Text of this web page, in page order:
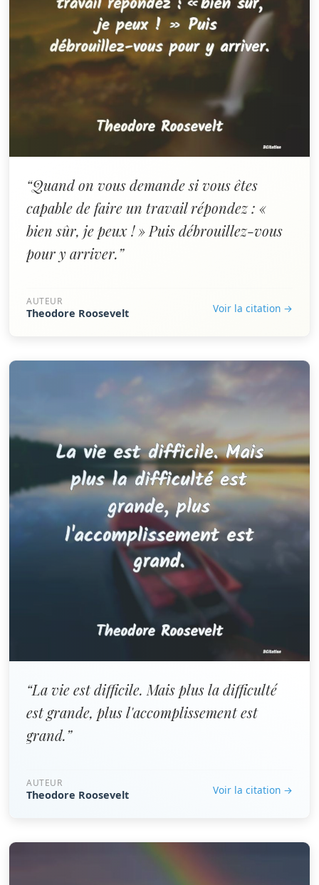
“Quand on vous demande si vous êtes
capable de faire un travail répondez : «
bien sûr, je peux ! » Puis débrouillez-vous
pour y arriver.”
AUTEUR
Theodore Roosevelt Voir la citation →
“La vie est difficile. Mais plus la difficulté
est grande, plus l'accomplissement est
grand.”
AUTEUR
Theodore Roosevelt Voir la citation →